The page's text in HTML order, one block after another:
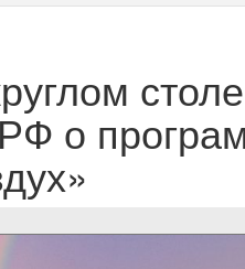
столе
о